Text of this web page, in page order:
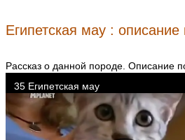
Египетская мау :
Рассказ о данной породе. Описание